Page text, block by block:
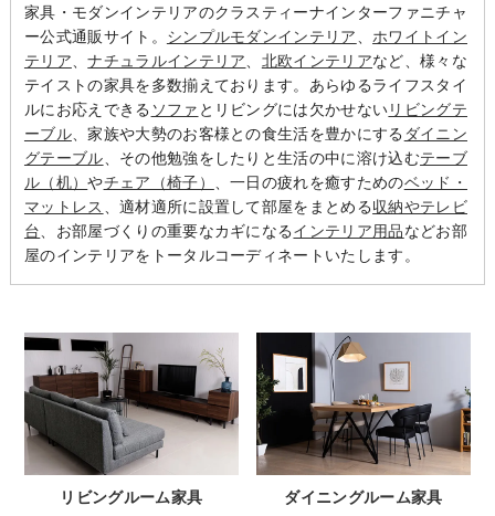
家具・モダンインテリアのクラスティーナインターファニチャ
ー公式通販サイト。 シンプルモダンインテリア
ホワイトイン
テリア 、ナチュラルインテリア 北欧インテリアなど、様々な
テイストの家具を多数揃えております。あらゆるライフスタイ
ルにお応えできる ソファ とリビングには欠かせないリビングテ
ーブル、家族や大勢のお客様との食生活を豊かにする ダイニン
グテーブル 、その他勉強をしたりと生活の中に溶け込むテーブ
ル（机）やチェア（椅子） 、一日の疲れを癒すためのベッド・
マットレス
、適材適所に設置して部屋をまとめる収納やテレビ
台 、お部屋づくりの重要なカギになるインテリア用品などお部
屋のインテリアをトータルコーディネートいたします。
リビングルーム家具 ダイニングルーム家具